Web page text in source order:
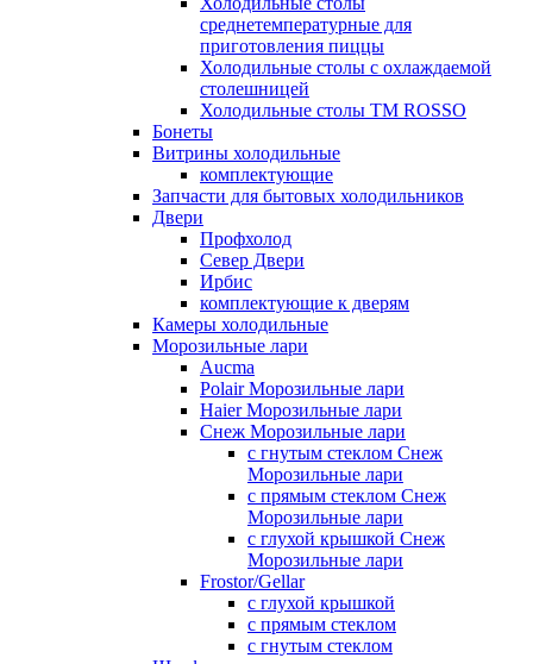
среднетемпературные для
приготовления пиццы
Холодильные столы с охлаждаемой
столешницей
Холодильные столы ТМ ROSSO
Бонеты
Витрины холодильные
комплектующие
Запчасти для бытовых холодильников
Двери
Профхолод
Север Двери
Ирбис
комплектующие к дверям
Камеры холодильные
Морозильные лари
Aucma
Polair Морозильные лари
Haier Морозильные лари
Снеж Морозильные лари
с гнутым стеклом Снеж
Морозильные лари
с прямым стеклом Снеж
Морозильные лари
с глухой крышкой Снеж
Морозильные лари
Frostor/Gellar
с глухой крышкой
с прямым стеклом
с гнутым стеклом